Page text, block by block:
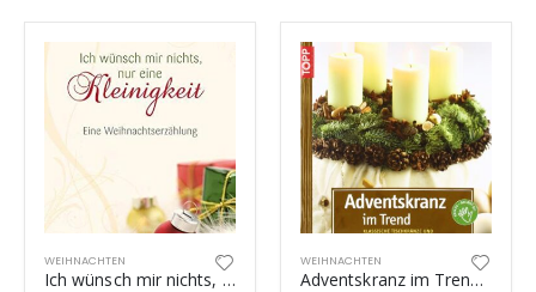
WEIHNACHTEN
Ich wünsch mir nichts, nur eine Kleinigkeit
WEIHNACHTEN
Adventskranz im Trend: Klassische Tischkränze und moderne Gestecke